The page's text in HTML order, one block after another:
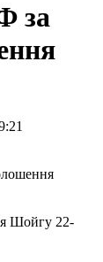
за
Шойгу 22-